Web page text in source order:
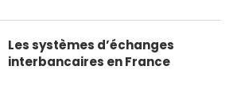
Les systèmes d’échanges
interbancaires en France